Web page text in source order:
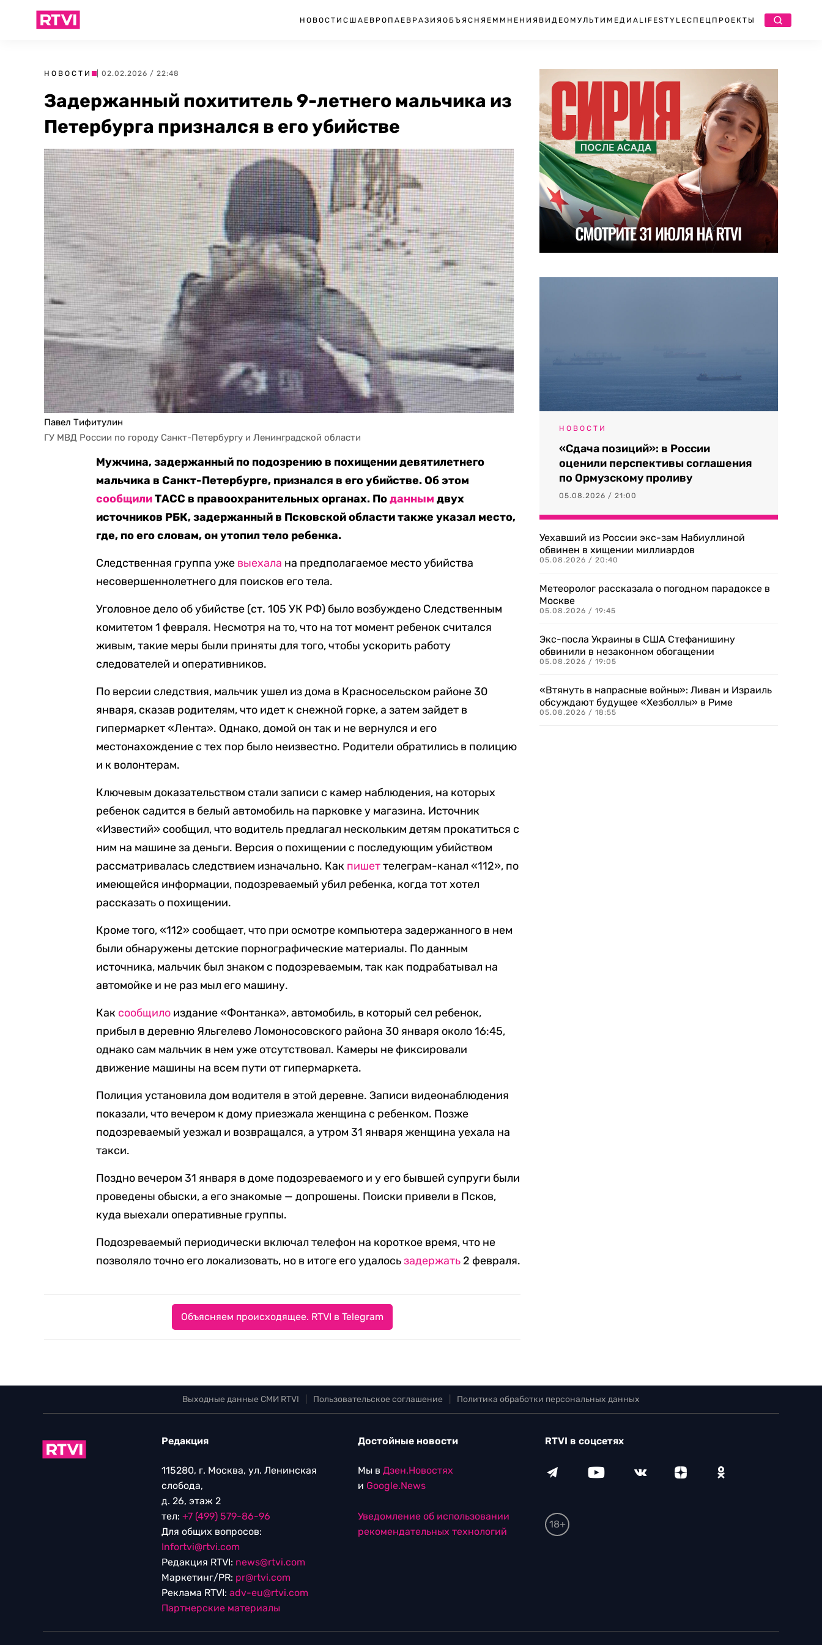
НОВОСТИ США ЕВРОПА ЕВРАЗИЯ ОБЪЯСНЯЕМ МНЕНИЯ ВИДЕО МУЛЬТИМЕДИА LIFESTYLEСПЕЦПРОЕКТЫ
НОВОСТИ | 02.02.2026 / 22:48
Задержанный похититель 9-летнего мальчика из
Петербурга признался в его убийстве
Павел Тифитулин
ГУ МВД России по городу Санкт-Петербургу и Ленинградской области
Мужчина, задержанный по подозрению в похищении девятилетнего
мальчика в Санкт-Петербурге, признался в его убийстве. Об этом
сообщилиТАСС в правоохранительных органах. Поданным двух
источников РБК, задержанный в Псковской области также указал место,
где, по его словам, он утопил тело ребенка.
Следственная группа уже выехала на предполагаемое место убийства
несовершеннолетнего для поисков его тела.
Уголовное дело об убийстве (ст. 105 УК РФ) было возбуждено Следственным
комитетом 1 февраля. Несмотря на то, что на тот момент ребенок считался
живым, такие меры были приняты для того, чтобы ускорить работу
следователей и оперативников.
По версии следствия, мальчик ушел из дома в Красносельском районе 30
января, сказав родителям, что идет к снежной горке, а затем зайдет в
гипермаркет «Лента». Однако, домой он так и не вернулся и его
местонахождение с тех пор было неизвестно. Родители обратились в полицию
и к волонтерам.
Ключевым доказательством стали записи с камер наблюдения, на которых
ребенок садится в белый автомобиль на парковке у магазина. Источник
«Известий» сообщил, что водитель предлагал нескольким детям прокатиться с
ним на машине за деньги. Версия о похищении с последующим убийством
рассматривалась следствием изначально. Как пишеттелеграм-канал «112», по
имеющейся информации, подозреваемый убил ребенка, когда тот хотел
рассказать о похищении.
Кроме того, «112» сообщает, что при осмотре компьютера задержанного в нем
были обнаружены детские порнографические материалы. По данным
источника, мальчик был знаком с подозреваемым, так как подрабатывал на
автомойке и не раз мыл его машину.
Как сообщило издание «Фонтанка», автомобиль, в который сел ребенок,
прибыл в деревню Яльгелево Ломоносовского района 30 января около 16:45,
однако сам мальчик в нем уже отсутствовал. Камеры не фиксировали
движение машины на всем пути от гипермаркета.
Полиция установила дом водителя в этой деревне. Записи видеонаблюдения
показали, что вечером к дому приезжала женщина с ребенком. Позже
подозреваемый уезжал и возвращался, а утром 31 января женщина уехала на
такси.
Поздно вечером 31 января в доме подозреваемого и у его бывшей супруги были
проведены обыски, а его знакомые — допрошены. Поиски привели в Псков,
куда выехали оперативные группы.
Подозреваемый периодически включал телефон на короткое время, что не
позволяло точно его локализовать, но в итоге его удалосьзадержать2 февраля.
Объясняем происходящее. RTVI в Telegram
НОВОСТИ
«Сдача позиций»: в России
оценили перспективы соглашения
по Ормузскому проливу
05.08.2026 / 21:00
Уехавший из России экс-зам Набиуллиной
обвинен в хищении миллиардов
05.08.2026 / 20:40
Метеоролог рассказала о погодном парадоксе в
Москве
05.08.2026 / 19:45
Экс-посла Украины в США Стефанишину
обвинили в незаконном обогащении
05.08.2026 / 19:05
«Втянуть в напрасные войны»: Ливан и Израиль
обсуждают будущее «Хезболлы» в Риме
05.08.2026 / 18:55
Выходные данные СМИ RTVI Пользовательское соглашение Политика обработки персональных данных
Редакция
115280, г. Москва, ул. Ленинская
слобода,
д. 26, этаж 2
тел: +7 (499) 579-86-96
Для общих вопросов:
Infortvi@rtvi.com
Редакция RTVI: news@rtvi.com
Маркетинг/PR: pr@rtvi.com
Реклама RTVI: adv-eu@rtvi.com
Партнерские материалы
Достойные новости
Мы в Дзен.Новостях
и Google.News
Уведомление об использовании
рекомендательных технологий
RTVI в соцсетях
18+